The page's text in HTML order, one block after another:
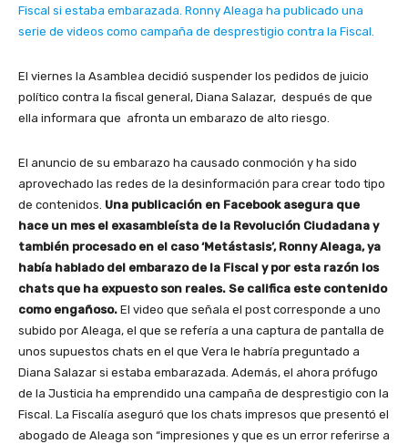
Fiscal si estaba embarazada. Ronny Aleaga ha publicado una
serie de videos como campaña de desprestigio contra la Fiscal.
El viernes la Asamblea decidió suspender los pedidos de juicio
político contra la fiscal general, Diana Salazar, después de que
ella informara que afronta un embarazo de alto riesgo.
El anuncio de su embarazo ha causado conmoción y ha sido
aprovechado las redes de la desinformación para crear todo tipo
de contenidos. Una publicación en Facebook asegura que
hace un mes el exasambleísta de la Revolución Ciudadana y
también procesado en el caso ‘Metástasis’, Ronny Aleaga, ya
había hablado del embarazo de la Fiscal y por esta razón los
chats que ha expuesto son reales. Se califica este contenido
como engañoso. El video que señala el post corresponde a uno
subido por Aleaga, el que se refería a una captura de pantalla de
unos supuestos chats en el que Vera le habría preguntado a
Diana Salazar si estaba embarazada. Además, el ahora prófugo
de la Justicia ha emprendido una campaña de desprestigio con la
Fiscal. La Fiscalía aseguró que los chats impresos que presentó el
abogado de Aleaga son “impresiones y que es un error referirse a